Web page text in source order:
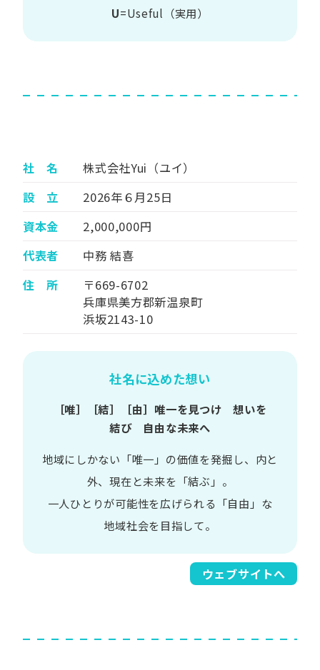
U=Useful​（実用）​
社 名
株式会社Yui（ユイ）
設 立
2026年６月25日
資本金
2,000,000円
代表者
中務 結喜
住 所
〒669-6702
兵庫県美方郡新温泉町
浜坂2143-10
社名に込めた想い
［唯］​［結］​［由］ 唯一を​見つけ 想いを​
結び 自由な​未来へ
地域に​しかない​「唯一」の​価値を​発掘し、 内と​
外、​現在と​未来を​「結ぶ」。
一人​ひとりが​可能性を​広げられる 「自由」な​
地域社会を​目指して。​
ウェブサイトへ